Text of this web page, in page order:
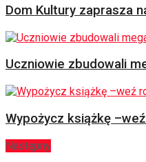
Dom Kultury zaprasza
Uczniowie zbudowali
Wypożycz książkę
Następny